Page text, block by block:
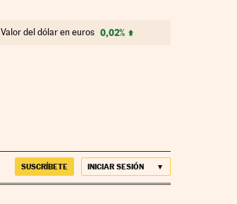
Valor del dólar en euros 0,02%
SUSCRÍBETE INICIAR SESIÓN